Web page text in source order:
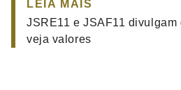
LEIA MAIS
JSRE11 e JSAF11
veja valores